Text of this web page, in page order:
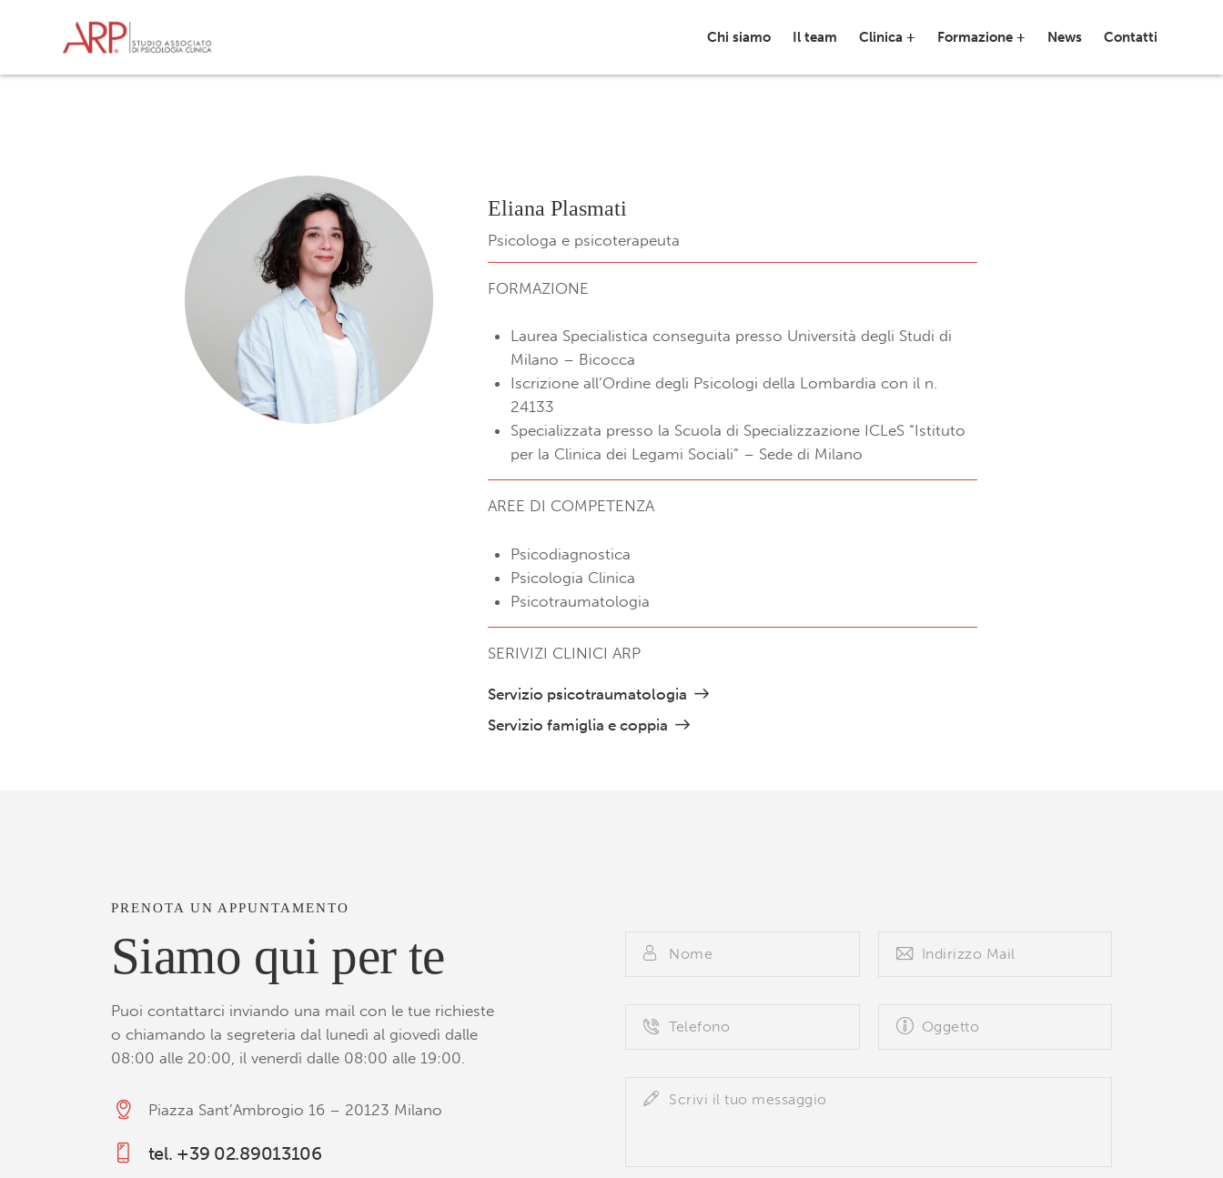
Chi siamo Il team Clinica + Formazione + News Contatti
Eliana Plasmati
Psicologa e psicoterapeuta
FORMAZIONE
Laurea Specialistica conseguita presso Università degli Studi di
Milano – Bicocca
Iscrizione all’Ordine degli Psicologi della Lombardia con il n.
24133
Specializzata presso la Scuola di Specializzazione ICLeS “Istituto
per la Clinica dei Legami Sociali” – Sede di Milano
AREE DI COMPETENZA
Psicodiagnostica
Psicologia Clinica
Psicotraumatologia
SERIVIZI CLINICI ARP
Servizio psicotraumatologia
Servizio famiglia e coppia
PRENOTA UN APPUNTAMENTO
Siamo qui per te
Puoi contattarci inviando una mail con le tue richieste
o chiamando la segreteria dal lunedì al giovedì dalle
08:00 alle 20:00, il venerdì dalle 08:00 alle 19:00.
Piazza Sant’Ambrogio 16 – 20123 Milano
tel. +39 02.89013106